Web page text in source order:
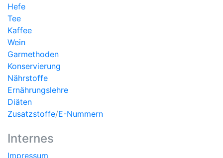
Hefe
Tee
Kaffee
Wein
Garmethoden
Konservierung
Nährstoffe
Ernährungslehre
Diäten
Zusatzstoffe/E-Nummern
Internes
Impressum